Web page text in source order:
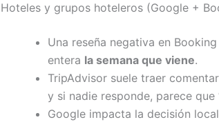
Hoteles y grupos hoteleros (Google +
Una reseña negativa en
entera la semana que viene.
TripAdvisor suele traer
y si nadie responde, parece que
Google impacta la decisión